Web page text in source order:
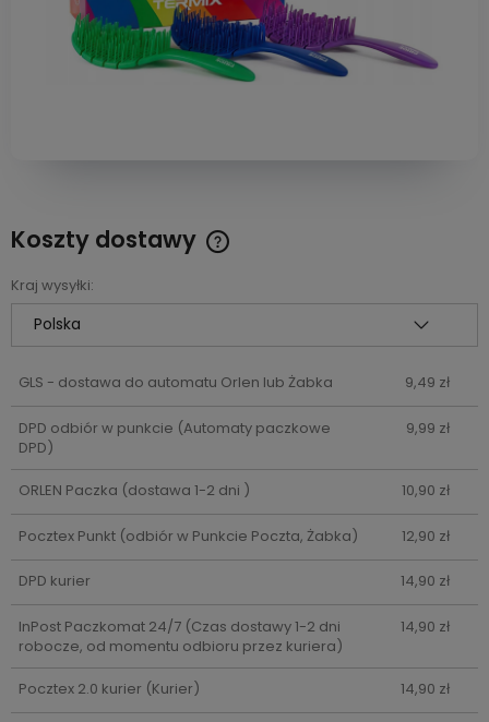
Koszty dostawy
Cena nie zawiera ewentualnych kosztów płatności
Kraj wysyłki:
GLS - dostawa do automatu Orlen lub Żabka 9,49 zł
DPD odbiór w punkcie (Automaty paczkowe
DPD)
9,99 zł
ORLEN Paczka (dostawa 1-2 dni ) 10,90 zł
Pocztex Punkt (odbiór w Punkcie Poczta, Żabka) 12,90 zł
DPD kurier 14,90 zł
InPost Paczkomat 24/7(Czas dostawy 1-2 dni
robocze, od momentu odbioru przez kuriera)
14,90 zł
Pocztex 2.0 kurier (Kurier) 14,90 zł